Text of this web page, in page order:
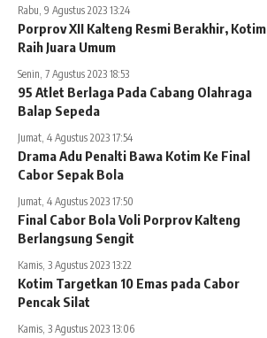
Rabu, 9 Agustus 2023 13:24
Porprov XII Kalteng Resmi Berakhir, Kotim
Raih Juara Umum
Senin, 7 Agustus 2023 18:53
95 Atlet Berlaga Pada Cabang Olahraga
Balap Sepeda
Jumat, 4 Agustus 2023 17:54
Drama Adu Penalti Bawa Kotim Ke Final
Cabor Sepak Bola
Jumat, 4 Agustus 2023 17:50
Final Cabor Bola Voli Porprov Kalteng
Berlangsung Sengit
Kamis, 3 Agustus 2023 13:22
Kotim Targetkan 10 Emas pada Cabor
Pencak Silat
Kamis, 3 Agustus 2023 13:06